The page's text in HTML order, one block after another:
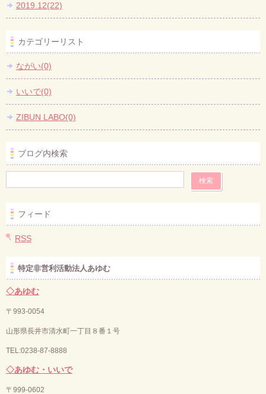
2019.12(22)
カテゴリーリスト
ながい(0)
いいで(0)
ZIBUN LABO(0)
ブログ内検索
フィード
RSS
特定非営利活動法人あゆむ
◇あゆむ
〒993-0054
山形県長井市清水町一丁目８番１号
TEL:0238-87-8888
◇あゆむ・いいで
〒 999-0602